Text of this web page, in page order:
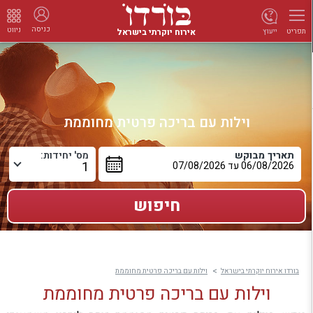
תפריט אירוח יוקרתי בישראל כניסה ניווט ייעוץ
וילות עם בריכה פרטית מחוממת
תאריך מבוקש מס' יחידות:
בורדו אירוח יוקרתי בישראל וילות עם בריכה פרטית מחוממת
וילות עם בריכה פרטית מחוממת